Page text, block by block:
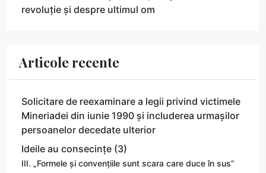
revoluție și despre ultimul om
Articole recente
Solicitare de reexaminare a legii privind victimele
Mineriadei din iunie 1990 și includerea urmașilor
persoanelor decedate ulterior
Ideile au consecințe (3)
III. „Formele și convențiile sunt scara care duce în sus”